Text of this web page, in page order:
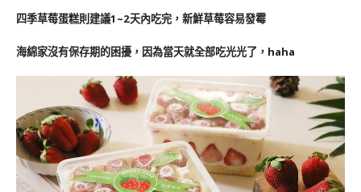
四季草莓蛋糕則建議1~2天內吃完，新鮮草莓容易發霉
海綿家沒有保存期的困擾，因為當天就全部吃光光了，haha